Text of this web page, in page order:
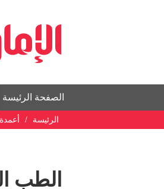
الصفحة الرئيسة
الرئيسة أعمدة
الطب